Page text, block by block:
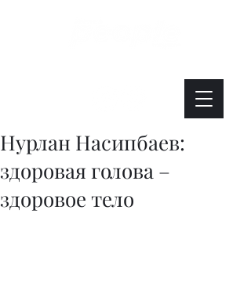
Нурлан Насипбаев:
здоровая голова –
здоровое тело